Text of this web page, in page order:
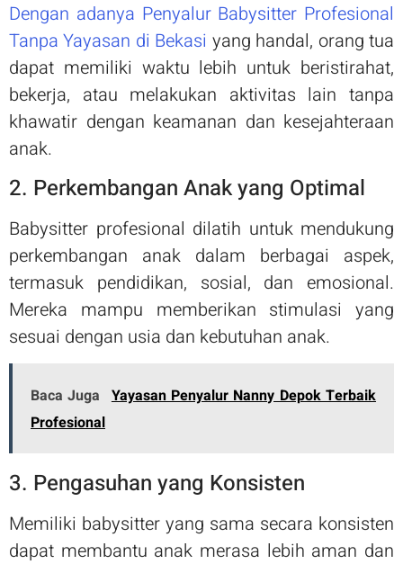
Dengan adanya Penyalur Babysitter Profesional
Tanpa Yayasan di Bekasi yang handal, orang tua
dapat memiliki waktu lebih untuk beristirahat,
bekerja, atau melakukan aktivitas lain tanpa
khawatir dengan keamanan dan kesejahteraan
anak.
2. Perkembangan Anak yang Optimal
Babysitter profesional dilatih untuk mendukung
perkembangan anak dalam berbagai aspek,
termasuk pendidikan, sosial, dan emosional.
Mereka mampu memberikan stimulasi yang
sesuai dengan usia dan kebutuhan anak.
Baca Juga Yayasan Penyalur Nanny Depok Terbaik
Profesional
3. Pengasuhan yang Konsisten
Memiliki babysitter yang sama secara konsisten
dapat membantu anak merasa lebih aman dan